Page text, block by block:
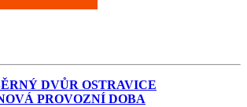
DVŮR OSTRAVICE
PROVOZNÍ DOBA